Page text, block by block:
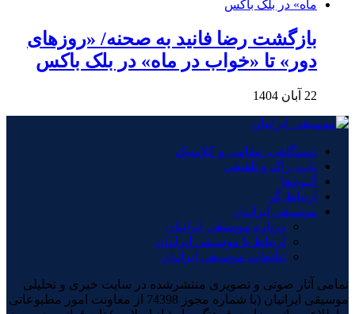
بازگشت رضا فانید به صحنه/ «روزهای
دور» تا «خواب در ماه» در بلک باکس
22 آبان 1404
دستگاهی، مقامی و کلاسیک
پاپ، راک و تلفیقی
آلبوم‌ها
ارتباط گر
موسیقی ایرانیان
درباره موسیقی ایرانیان
ارتباط با موسیقی ایرانیان
تبلیغات موسیقی ایرانیان
تمامی آثار صوتی و تصویری منتشرشده در سایت خبری و تحلیلی
موسیقی ایرانیان (با شماره مجوز 74398 از معاونت امور مطبوعاتی